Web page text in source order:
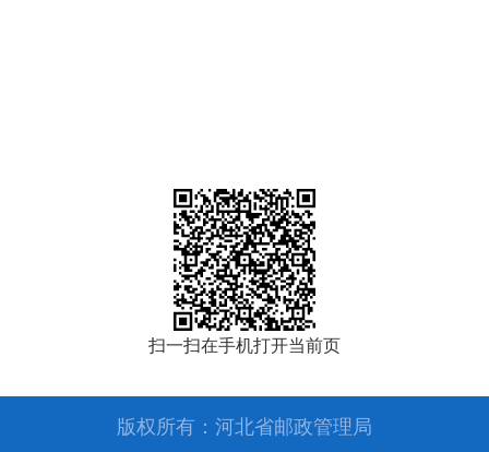
扫一扫在手机打开当前页
版权所有：河北省邮政管理局